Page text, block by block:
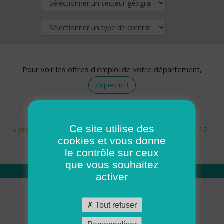
Pour voir les offres d'emploi de votre département,
cliquez ici !
Pages
« premier ‹ précédent … 10
12
14 15 16 17
Qui sommes nous
Académie ADMR
Ce site utilise des
cookies et vous donne
le contrôle sur ceux
que vous souhaitez
activer
Tout refuser